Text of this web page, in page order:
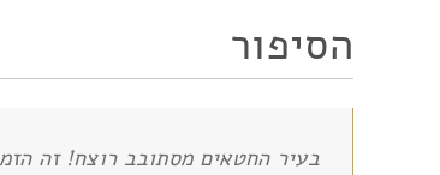
הסיפור
בעיר החטאים מסתובב רוצח! זה